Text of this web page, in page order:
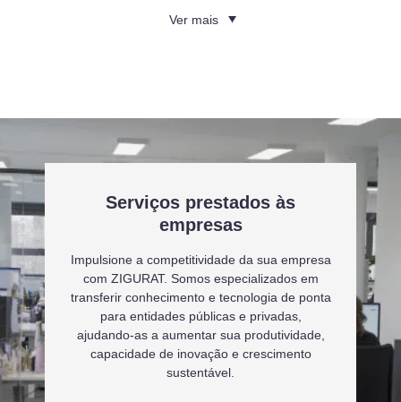
Ver mais
Serviços prestados às
empresas
Impulsione a competitividade da sua empresa
com ZIGURAT. Somos especializados em
transferir conhecimento e tecnologia de ponta
para entidades públicas e privadas,
ajudando-as a aumentar sua produtividade,
capacidade de inovação e crescimento
sustentável.